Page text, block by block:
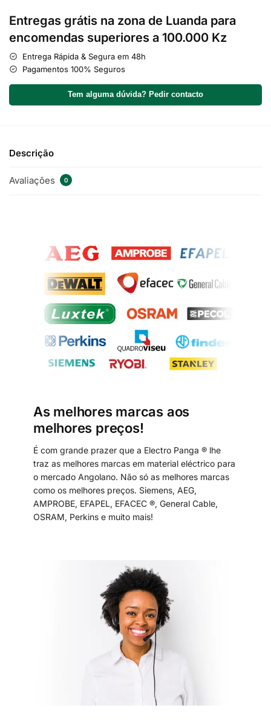
Entregas grátis na zona de Luanda para
encomendas superiores a 100.000 Kz
Entrega Rápida & Segura em 48h
Pagamentos 100% Seguros
Tem alguma dúvida? Pedir contacto
Descrição
Avaliações 0
As melhores marcas aos
melhores preços!
É com grande prazer que a Electro Panga ® lhe
traz as melhores marcas em material eléctrico para
o mercado Angolano. Não só as melhores marcas
como os melhores preços. Siemens, AEG,
AMPROBE, EFAPEL, EFACEC ®, General Cable,
OSRAM, Perkins e muito mais!